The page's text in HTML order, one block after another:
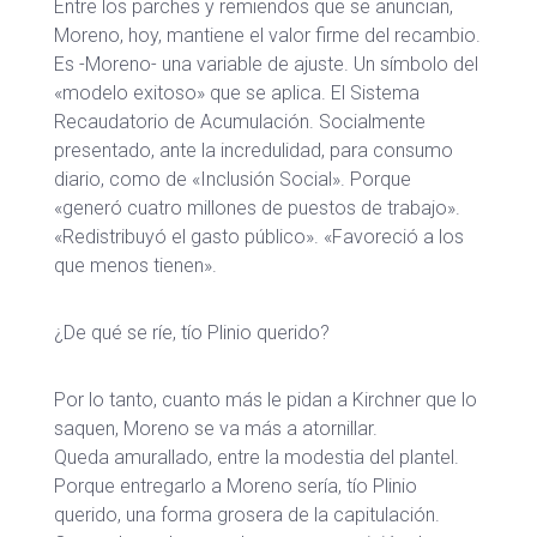
Entre los parches y remiendos que se anuncian,
Moreno, hoy, mantiene el valor firme del recambio.
Es -Moreno- una variable de ajuste. Un símbolo del
«modelo exitoso» que se aplica. El Sistema
Recaudatorio de Acumulación. Socialmente
presentado, ante la incredulidad, para consumo
diario, como de «Inclusión Social». Porque
«generó cuatro millones de puestos de trabajo».
«Redistribuyó el gasto público». «Favoreció a los
que menos tienen».
¿De qué se ríe, tío Plinio querido?
Por lo tanto, cuanto más le pidan a Kirchner que lo
saquen, Moreno se va más a atornillar.
Queda amurallado, entre la modestia del plantel.
Porque entregarlo a Moreno sería, tío Plinio
querido, una forma grosera de la capitulación.